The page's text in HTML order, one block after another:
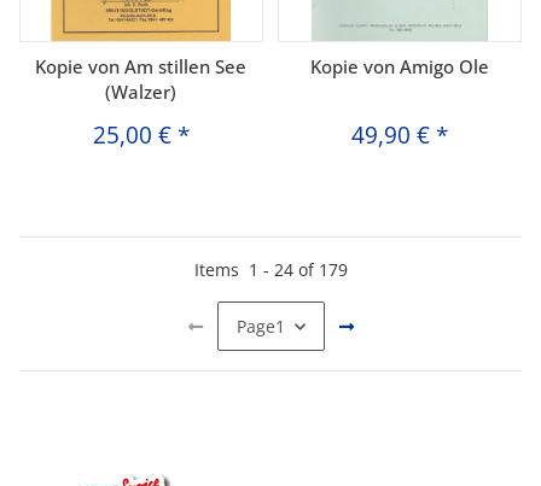
Kopie von Am stillen See
(Walzer)
25,00 € *
Kopie von Amigo Ole
49,90 € *
Items 1 - 24of 179
Page1